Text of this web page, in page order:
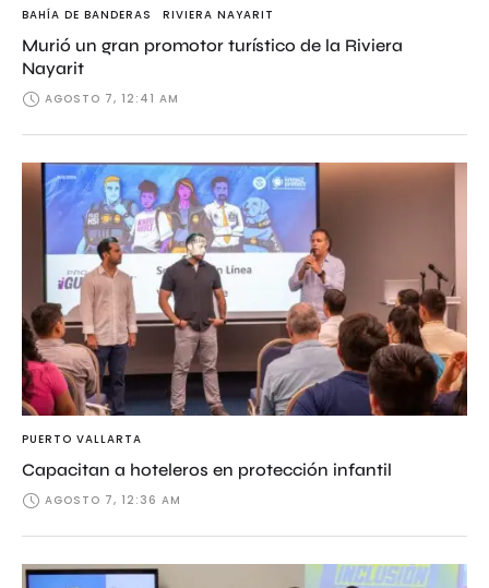
BAHÍA DE BANDERAS RIVIERA NAYARIT
Murió un gran promotor turístico de la Riviera
Nayarit
AGOSTO 7, 12:41 AM
PUERTO VALLARTA
Capacitan a hoteleros en protección infantil
AGOSTO 7, 12:36 AM